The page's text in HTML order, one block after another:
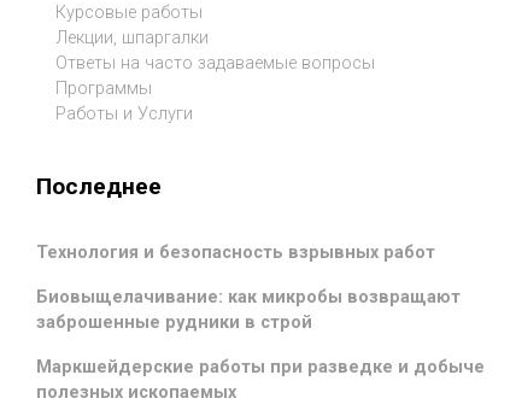
Курсовые работы
Лекции, шпаргалки
Ответы на часто задаваемые вопросы
Программы
Работы и Услуги
Последнее
Технология и безопасность взрывных работ
Биовыщелачивание: как микробы возвращают
заброшенные рудники в строй
Маркшейдерские работы при разведке и добыче
полезных ископаемых